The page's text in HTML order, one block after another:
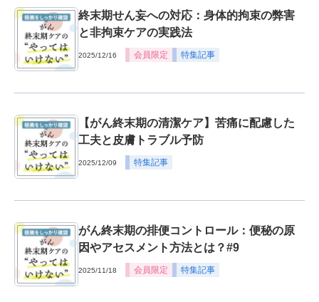
終末期せん妄への対応：身体的拘束の弊害
と非拘束ケアの実践法
2025/12/16 会員限定 特集記事
【がん終末期の清潔ケア】苦痛に配慮した
工夫と皮膚トラブル予防
2025/12/09 特集記事
がん終末期の排便コントロール：便秘の原
因やアセスメント方法とは？#9
2025/11/18 会員限定 特集記事